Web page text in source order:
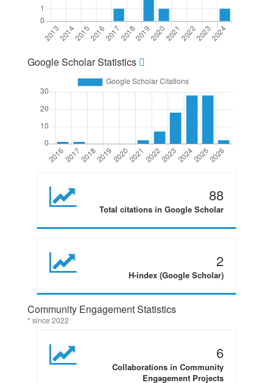
Google Scholar Statistics
88
Total citations in Google Scholar
2
H-index (Google Scholar)
Community Engagement Statistics
* since 2022
6
Collaborations in Community
Engagement Projects